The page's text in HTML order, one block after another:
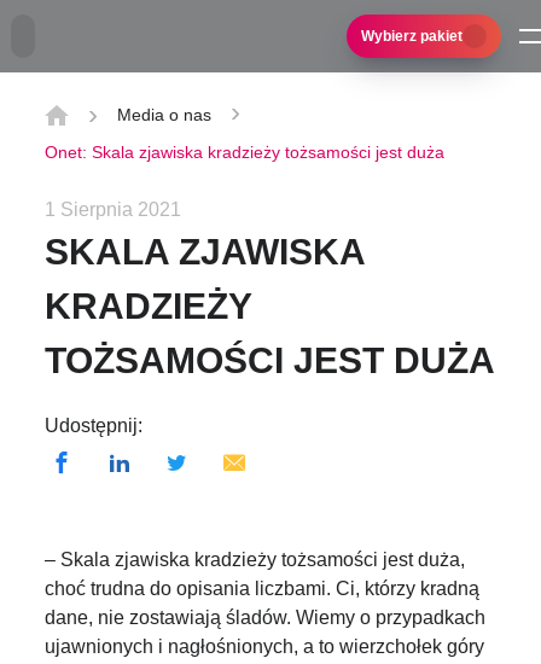
Wybierz pakiet
Media o nas
Onet: Skala zjawiska kradzieży tożsamości jest duża
1 Sierpnia 2021
SKALA ZJAWISKA
KRADZIEŻY
TOŻSAMOŚCI JEST DUŻA
Udostępnij:
– Skala zjawiska kradzieży tożsamości jest duża,
choć trudna do opisania liczbami. Ci, którzy kradną
dane, nie zostawiają śladów. Wiemy o przypadkach
ujawnionych i nagłośnionych, a to wierzchołek góry